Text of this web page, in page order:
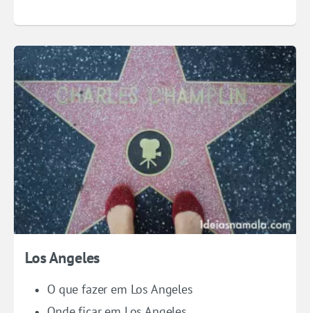
Los Angeles
O que fazer em Los Angeles